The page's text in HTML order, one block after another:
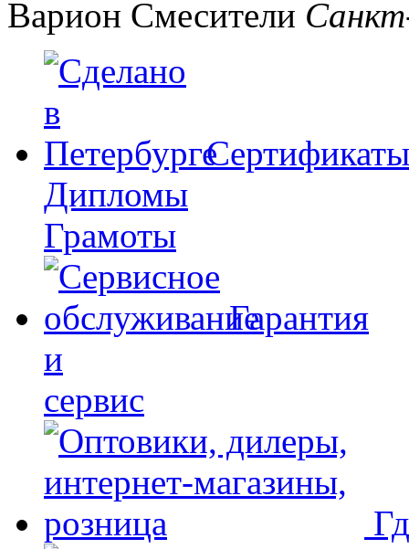
Варион Смесители
Сертификаты
Дипломы
Грамоты
Гарантия
и
сервис